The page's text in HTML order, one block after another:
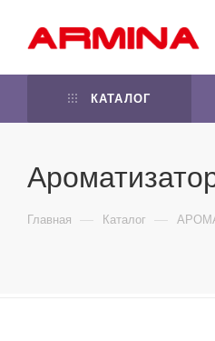
КАТАЛОГ
Главная — Каталог —